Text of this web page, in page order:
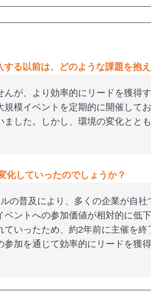
る以前は、どのような課題を抱
が、より効率的にリードを獲得
模イベントを定期的に開催して
した。しかし、環境の変化とと
化していったのでしょうか？
の普及により、多くの企業が自社
ントへの参加価値が相対的に低
いったため、約2年前に主催を
加を通じて効率的にリードを獲